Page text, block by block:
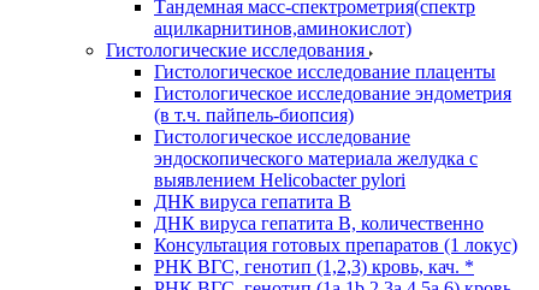
Тандемная масс-спектрометрия(спектр
ацилкарнитинов,аминокислот)
Гистологические исследования
Гистологическое исследование плаценты
Гистологическое исследование эндометрия
(в т.ч. пайпель-биопсия)
Гистологическое исследование
эндоскопического материала желудка с
выявлением Helicobacter pylori
ДНК вируса гепатита B
ДНК вируса гепатита B, количественно
Консультация готовых препаратов (1 локус)
РНК ВГC, генотип (1,2,3) кровь, кач. *